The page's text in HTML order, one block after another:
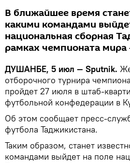
В ближайшее время
какими командами
национальная сборная
рамках чемпионата мира
ДУШАНБЕ, 5 июл — Sputnik.
отборочного турнира
пройдет 27 июля в штаб-
футбольной конфедерации в
Об этом сообщает пресс-
футбола Таджикистана.
Таким образом, станет
командами выйдет на поле